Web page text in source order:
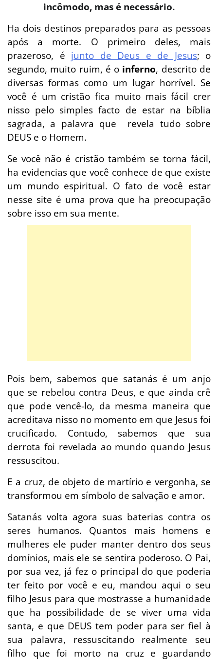
incômodo, mas é necessário.
Ha dois destinos preparados para as pessoas
após a morte. O primeiro deles, mais
prazeroso, é junto de Deus e de Jesus; o
segundo, muito ruim, é o inferno, descrito de
diversas formas como um lugar horrível. Se
você é um cristão fica muito mais fácil crer
nisso pelo simples facto de estar na bíblia
sagrada, a palavra que revela tudo sobre
DEUS e o Homem.
Se você não é cristão também se torna fácil,
ha evidencias que você conhece de que existe
um mundo espiritual. O fato de você estar
nesse site é uma prova que ha preocupação
sobre isso em sua mente.
Pois bem, sabemos que satanás é um anjo
que se rebelou contra Deus, e que ainda crê
que pode vencê-lo, da mesma maneira que
acreditava nisso no momento em que Jesus foi
crucificado. Contudo, sabemos que sua
derrota foi revelada ao mundo quando Jesus
ressuscitou.
E a cruz, de objeto de martírio e vergonha, se
transformou em símbolo de salvação e amor.
Satanás volta agora suas baterias contra os
seres humanos. Quantos mais homens e
mulheres ele puder manter dentro dos seus
domínios, mais ele se sentira poderoso. O Pai,
por sua vez, já fez o principal do que poderia
ter feito por você e eu, mandou aqui o seu
filho Jesus para que mostrasse a humanidade
que ha possibilidade de se viver uma vida
santa, e que DEUS tem poder para ser fiel à
sua palavra, ressuscitando realmente seu
filho que foi morto na cruz e guardando